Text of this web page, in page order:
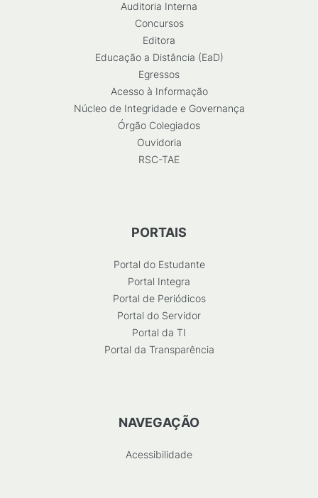
Auditoria Interna
Concursos
Editora
Educação a Distância (EaD)
Egressos
Acesso à Informação
Núcleo de Integridade e Governança
Órgão Colegiados
Ouvidoria
RSC-TAE
PORTAIS
Portal do Estudante
Portal Integra
Portal de Periódicos
Portal do Servidor
Portal da TI
Portal da Transparência
NAVEGAÇÃO
Acessibilidade